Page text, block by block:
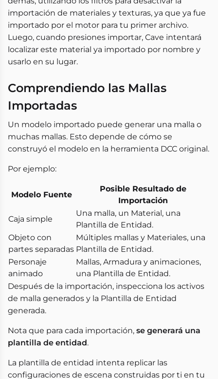
importación de materiales y texturas, ya que ya fue
importado por el motor para tu primer archivo.
Luego, cuando presiones importar, Cave intentará
localizar este material ya importado por nombre y
usarlo en su lugar.
Comprendiendo las Mallas
Importadas
Un modelo importado puede generar una malla o
muchas mallas. Esto depende de cómo se
construyó el modelo en la herramienta DCC original.
Por ejemplo:
Modelo Fuente
Posible Resultado de
Importación
Caja simple
Una malla, un Material, una
Plantilla de Entidad.
Objeto con
partes separadas
Múltiples mallas y Materiales, una
Plantilla de Entidad.
Personaje
animado
Mallas, Armadura y animaciones,
una Plantilla de Entidad.
Después de la importación, inspecciona los activos
de malla generados y la Plantilla de Entidad
generada.
Nota que para cada importación, se generará una
plantilla de entidad.
La plantilla de entidad intenta replicar las
configuraciones de escena construidas por ti en tu